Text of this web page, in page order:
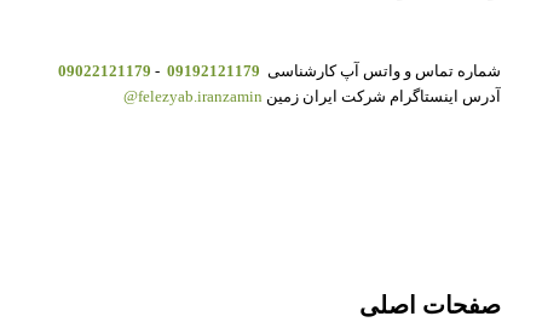
شماره تماس و واتس آپ کارشناسی 09192121179
-
09022121179
آدرس اینستاگرام شرکت ایران زمین felezyab.iranzamin@
صفحات اصلی